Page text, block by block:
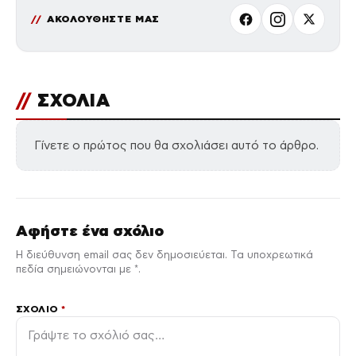
ΑΚΟΛΟΥΘΗΣΤΕ ΜΑΣ
// ΣΧΟΛΙΑ
Γίνετε ο πρώτος που θα σχολιάσει αυτό το άρθρο.
Αφήστε ένα σχόλιο
Η διεύθυνση email σας δεν δημοσιεύεται. Τα υποχρεωτικά
πεδία σημειώνονται με *.
ΣΧΌΛΙΟ*